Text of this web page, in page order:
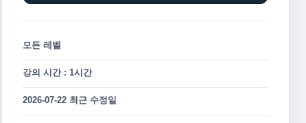
모든 레벨
강의 시간 : 1시간
2026-07-22 최근 수정일